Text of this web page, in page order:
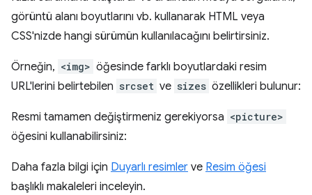
görüntü alanı boyutlarını vb. kullanarak HTML veya
CSS'nizde hangi sürümün kullanılacağını belirtirsiniz.
Örneğin, <img> öğesinde farklı boyutlardaki resim
URL'lerini belirtebilen srcset ve sizes özellikleri bulunur:
Resmi tamamen değiştirmeniz gerekiyorsa <picture>
öğesini kullanabilirsiniz:
Daha fazla bilgi için Duyarlı resimler ve Resim öğesi
başlıklı makaleleri inceleyin.